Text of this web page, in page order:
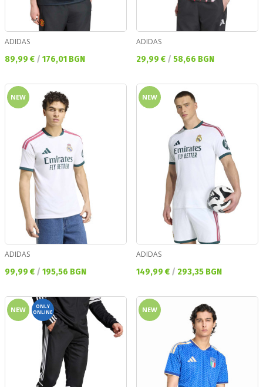
ADIDAS
Текуща цена:
89,99 € / 176,01 BGN
ADIDAS
Текуща цена:
29,99 € / 58,66 BGN
NEW
ADIDAS
Текуща цена:
99,99 € / 195,56 BGN
NEW
ADIDAS
Текуща цена:
149,99 € / 293,35 BGN
NEW
ONLY
ONLINE
NEW